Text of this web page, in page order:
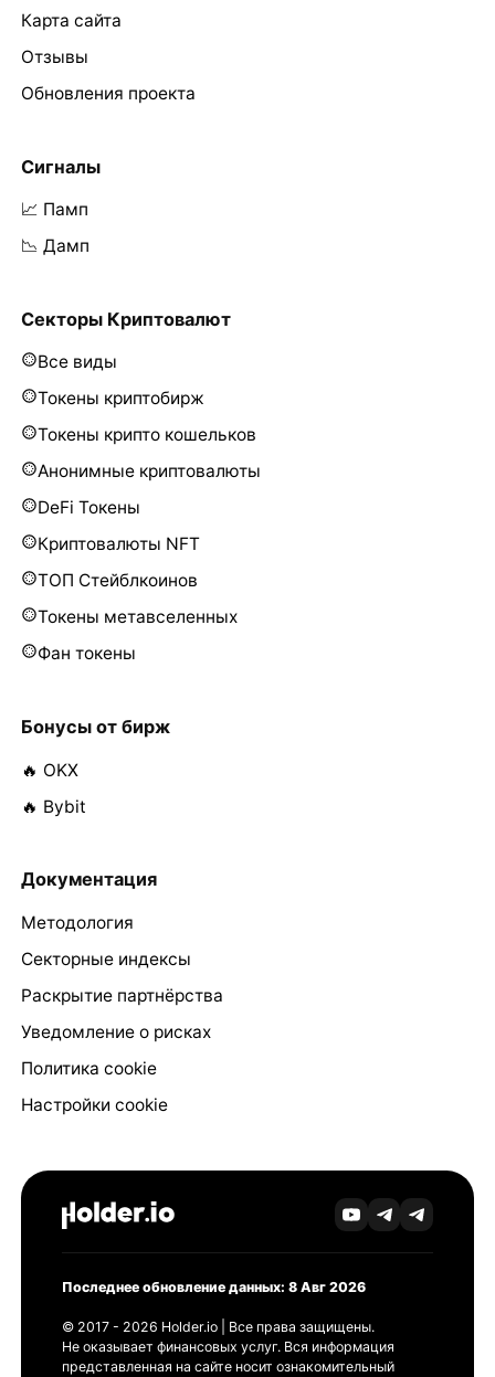
Карта сайта
Отзывы
Обновления проекта
Сигналы
📈 Памп
📉 Дамп
Секторы Криптовалют
Все виды
Токены криптобирж
Токены крипто кошельков
Анонимные криптовалюты
DeFi Токены
Криптовалюты NFT
ТОП Стейблкоинов
Токены метавселенных
Фан токены
Бонусы от бирж
🔥 OKX
🔥 Bybit
Документация
Методология
Секторные индексы
Раскрытие партнёрства
Уведомление о рисках
Политика cookie
Настройки cookie
Последнее обновление данных: 8 Авг 2026
© 2017 - 2026 Holder.io | Все права защищены.
Не оказывает финансовых услуг. Вся информация
представленная на сайте носит ознакомительный